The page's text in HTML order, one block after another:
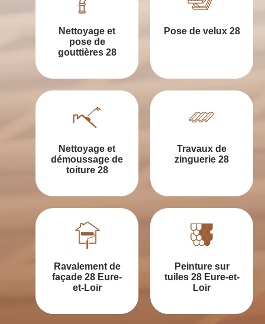
Nettoyage et
pose de
gouttières 28
Pose de velux 28
Nettoyage et
démoussage de
toiture 28
Travaux de
zinguerie 28
Ravalement de
façade 28 Eure-
et-Loir
Peinture sur
tuiles 28 Eure-et-
Loir